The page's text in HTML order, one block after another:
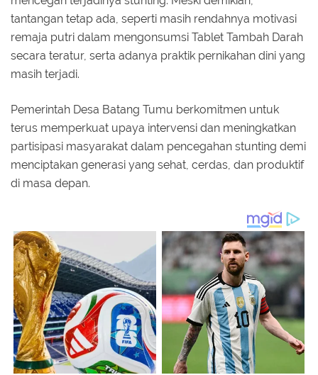
tantangan tetap ada, seperti masih rendahnya motivasi
remaja putri dalam mengonsumsi Tablet Tambah Darah
secara teratur, serta adanya praktik pernikahan dini yang
masih terjadi.
Pemerintah Desa Batang Tumu berkomitmen untuk
terus memperkuat upaya intervensi dan meningkatkan
partisipasi masyarakat dalam pencegahan stunting demi
menciptakan generasi yang sehat, cerdas, dan produktif
di masa depan.